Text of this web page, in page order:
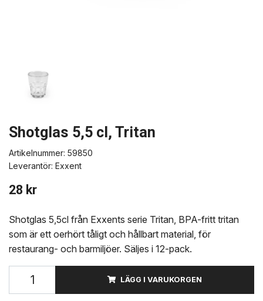
Shotglas 5,5 cl, Tritan
Artikelnummer: 59850
Leverantör: Exxent
28 kr
Shotglas 5,5cl från Exxents serie Tritan, BPA-fritt tritan
som är ett oerhört tåligt och hållbart material, för
restaurang- och barmiljöer. Säljes i 12-pack.
LÄGG I VARUKORGEN